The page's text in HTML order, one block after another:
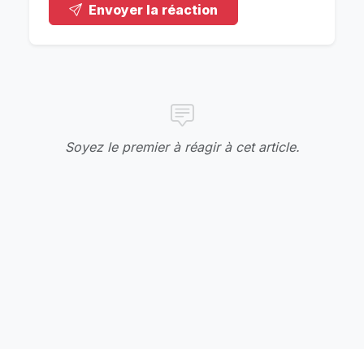
Envoyer la réaction
Soyez le premier à réagir à cet article.